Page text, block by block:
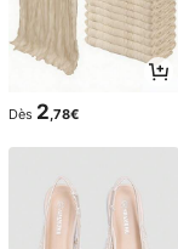
Dès 2 ,78€